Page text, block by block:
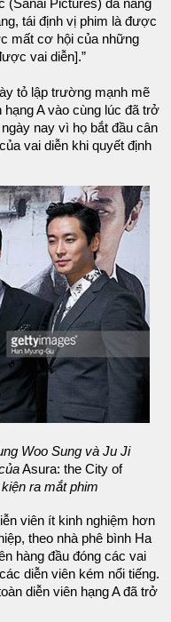
(Sanai Pictures) đã nâng
tái định vị phim là được
mất cơ hội của những
vai diễn].”
tỏ lập trường mạnh mẽ
A vào cùng lúc đã trở
nay vì họ bắt đầu cân
vai diễn khi quyết định
Woo Sung và Ju Ji
Asura: the City of
ra mắt phim
viên ít kinh nghiệm hơn
theo nhà phê bình Ha
hàng đầu đóng các vai
diễn viên kém nổi tiếng.
diễn viên hạng A đã trở